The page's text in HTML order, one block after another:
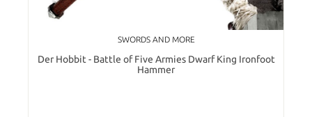
SWORDS AND MORE
Der Hobbit - Battle of Five Armies Dwarf King Ironfoot
Hammer